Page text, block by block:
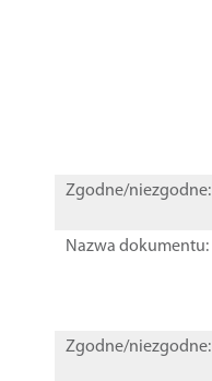
Zgodne/niezgodne:
Nazwa dokumentu:
Zgodne/niezgodne: